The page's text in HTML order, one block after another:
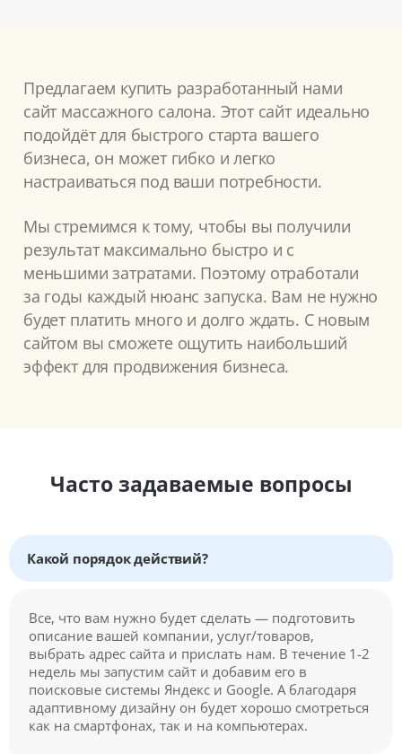
Предлагаем купить разработанный нами
сайт массажного салона. Этот сайт идеально
подойдёт для быстрого старта вашего
бизнеса, он может гибко и легко
настраиваться под ваши потребности.
Мы стремимся к тому, чтобы вы получили
результат максимально быстро и с
меньшими затратами. Поэтому отработали
за годы каждый нюанс запуска. Вам не нужно
будет платить много и долго ждать. С новым
сайтом вы сможете ощутить наибольший
эффект для продвижения бизнеса.
Часто задаваемые вопросы
Какой порядок действий?
Все, что вам нужно будет сделать — подготовить
описание вашей компании, услуг/товаров,
выбрать адрес сайта и прислать нам. В течение 1-2
недель мы запустим сайт и добавим его в
поисковые системы Яндекс и Google. А благодаря
адаптивному дизайну он будет хорошо смотреться
как на смартфонах, так и на компьютерах.